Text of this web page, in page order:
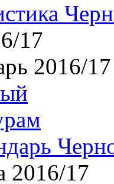
17
2016/17
2016/17